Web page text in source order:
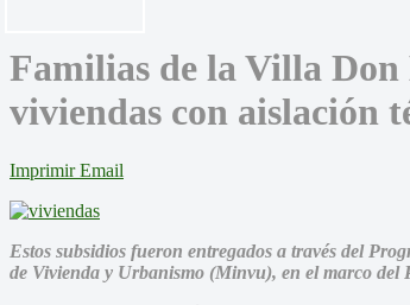
Familias de la Villa
viviendas con aislación
Imprimir Email
Estos subsidios fueron entregados a través del
de Vivienda y Urbanismo (Minvu), en el marco